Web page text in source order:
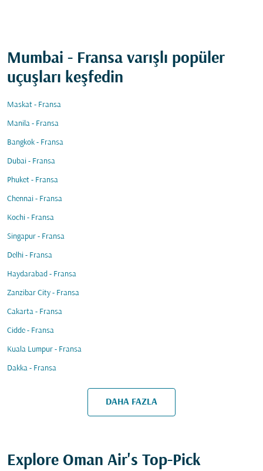
Mumbai - Fransa varışlı popüler
uçuşları keşfedin
Maskat - Fransa
Manila - Fransa
Bangkok - Fransa
Dubai - Fransa
Phuket - Fransa
Chennai - Fransa
Kochi - Fransa
Singapur - Fransa
Delhi - Fransa
Haydarabad - Fransa
Zanzibar City - Fransa
Cakarta - Fransa
Cidde - Fransa
Kuala Lumpur - Fransa
Dakka - Fransa
DAHA FAZLA
Explore Oman Air's Top-Pick